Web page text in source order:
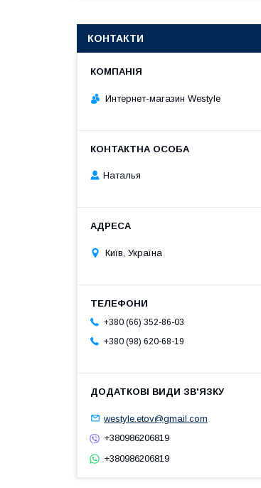
КОНТАКТИ
Интернет-магазин Westyle
Наталья
Київ, Україна
+380 (66) 352-86-03
+380 (98) 620-68-19
westyle.etov@gmail.com
+380986206819
+380986206819